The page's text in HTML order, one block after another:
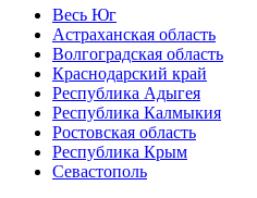
Весь Юг
Астраханская область
Волгоградская область
Краснодарский край
Республика Адыгея
Республика Калмыкия
Ростовская область
Республика Крым
Севастополь